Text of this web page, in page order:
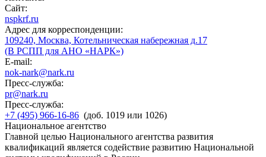
Сайт:
nspkrf.ru
Адрес для корреспонденции:
109240, Москва, Котельническая набережная д.17
(В РСПП для АНО «НАРК»)
E-mail:
nok-nark@nark.ru
Пресс-служба:
pr@nark.ru
Пресс-служба:
+7 (495) 966-16-86 (доб. 1019 или 1026)
Национальное агентство
Главной целью Национального агентства развития
квалификаций является содействие развитию Национальной